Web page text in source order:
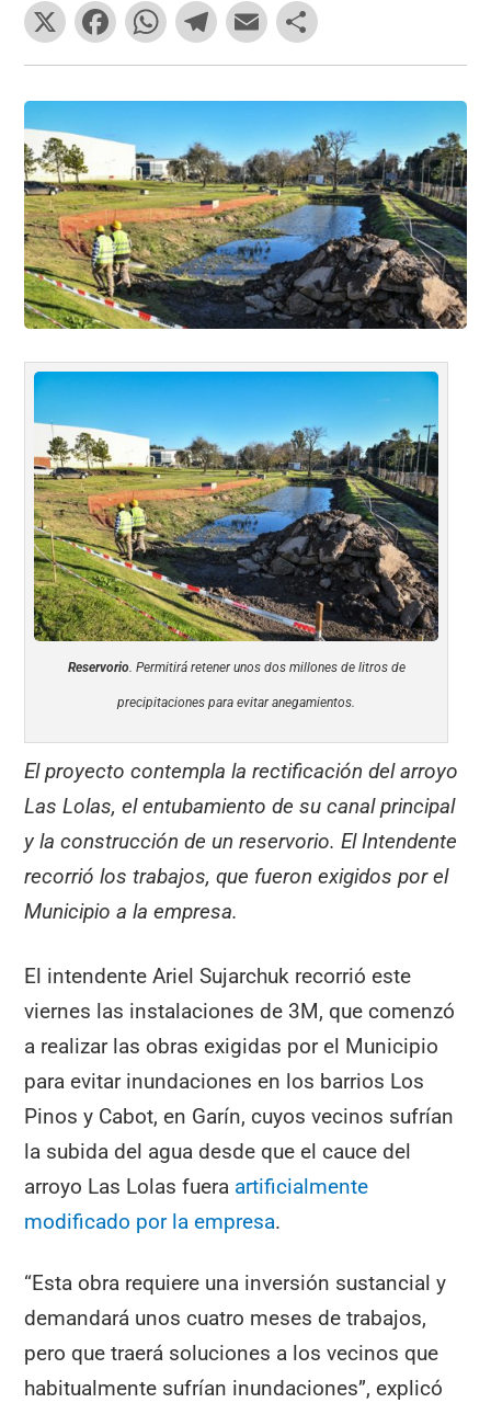
X
F
a
c
e
b
o
o
k
W
h
at
s
A
p
p
T
el
e
gr
a
m
E
m
ai
l
o
m
p
ar
tir
Reservorio . Permitirá retener unos dos millones de litros de
precipitaciones para evitar anegamientos.
El proyecto contempla la rectificación del arroyo
Las Lolas, el entubamiento de su canal principal
y la construcción de un reservorio. El Intendente
recorrió los trabajos, que fueron exigidos por el
Municipio a la empresa.
El intendente Ariel Sujarchuk recorrió este
viernes las instalaciones de 3M, que comenzó
a realizar las obras exigidas por el Municipio
para evitar inundaciones en los barrios Los
Pinos y Cabot, en Garín, cuyos vecinos sufrían
la subida del agua desde que el cauce del
arroyo Las Lolas fuera artificialmente
modificado por la empresa.
“Esta obra requiere una inversión sustancial y
demandará unos cuatro meses de trabajos,
pero que traerá soluciones a los vecinos que
habitualmente sufrían inundaciones”, explicó